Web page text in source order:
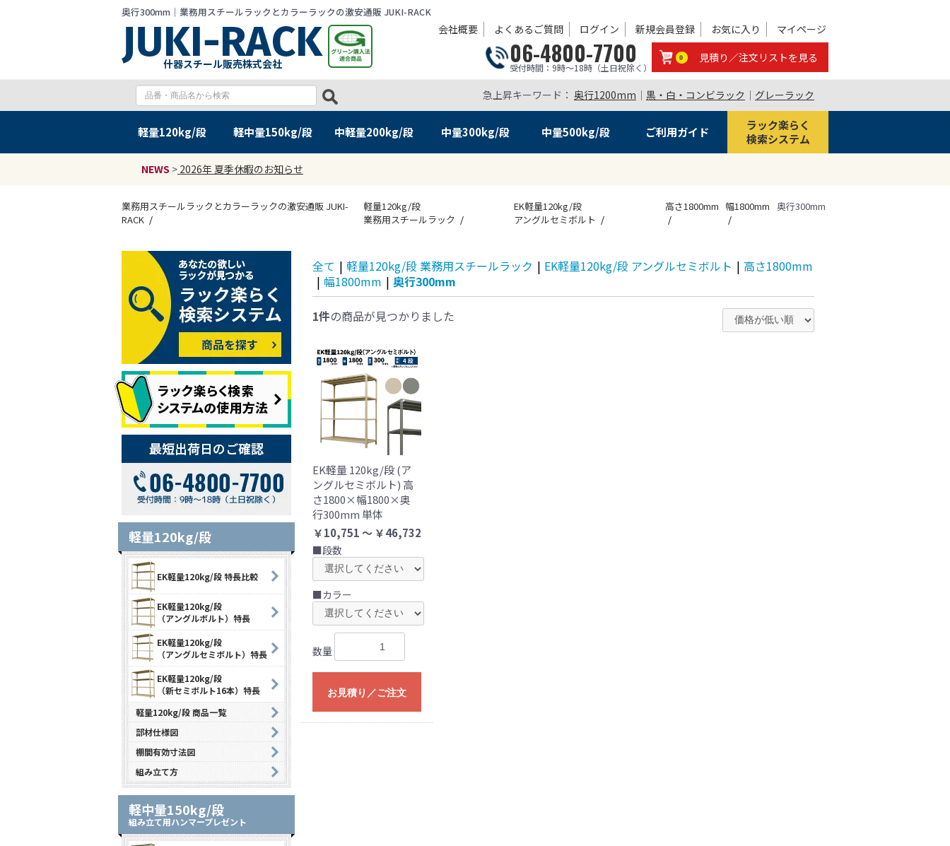
奥行300mm｜業務用スチールラックとカラーラックの激安通販 JUKI-RACK
什器スチール販売株式会社
会社概要 よくあるご質問 ログイン 新規会員登録 お気に入り マイページ
06-4800-7700
受付時間：9時～18時（土日祝除く）
0 見積り／注文リストを見る
急上昇キーワード： 奥行1200mm ｜ 黒・白・コンビラック ｜ グレーラック
軽量120kg/段 軽中量150kg/段 中軽量200kg/段 中量300kg/段 中量500kg/段 ご利用ガイド
ラック楽らく
検索システム
NEWS > 2026年 夏季休暇のお知らせ
業務用スチールラックとカラーラックの激安通販 JUKI-
RACK
軽量120kg/段
業務用スチールラック
EK軽量120kg/段
アングルセミボルト
高さ1800mm 幅1800mm 奥行300mm
軽量120kg/段
EK軽量120kg/段 特長比較
EK軽量120kg/段
（アングルボルト）特長
EK軽量120kg/段
（アングルセミボルト）特長
EK軽量120kg/段
（新セミボルト16本）特長
軽量120kg/段 商品一覧
部材仕様図
棚間有効寸法図
組み立て方
軽中量150kg/段
組み立て用ハンマープレゼント
全て | 軽量120kg/段 業務用スチールラック | EK軽量120kg/段 アングルセミボルト | 高さ1800mm
| 幅1800mm | 奥行300mm
1件の商品が見つかりました
EK軽量 120kg/段 (ア
ングルセミボルト) 高
さ1800×幅1800×奥
行300mm 単体
￥10,751 ～ ￥46,732
■段数
■カラー
数量
お見積り／ご注文